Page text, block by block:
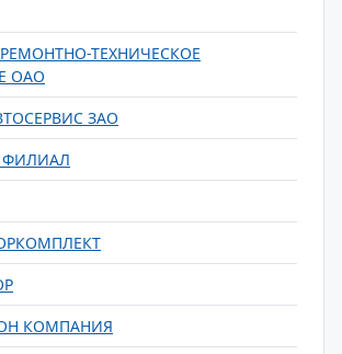
ТЕХНИЧЕСКОЕ
ОАО
ЗАО
ФИЛИАЛ
КОМПАНИЯ